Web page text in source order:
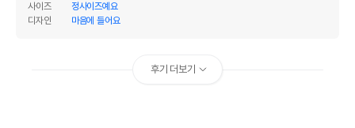
사이즈
정사이즈예요
디자인
마음에 들어요
후기 더보기